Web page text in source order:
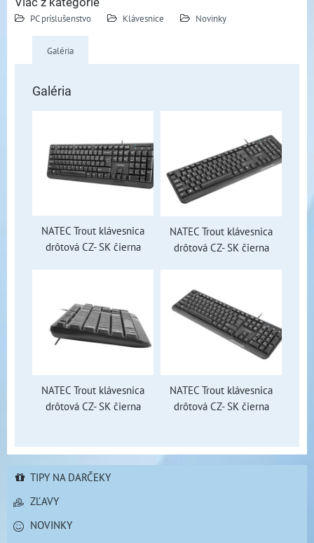
PC príslušenstvo Klávesnice Novinky
Galéria
Galéria
NATEC Trout klávesnica
drôtová CZ- SK čierna
NATEC Trout klávesnica
drôtová CZ- SK čierna
NATEC Trout klávesnica
drôtová CZ- SK čierna
NATEC Trout klávesnica
drôtová CZ- SK čierna
TIPY NA DARČEKY
ZĽAVY
NOVINKY